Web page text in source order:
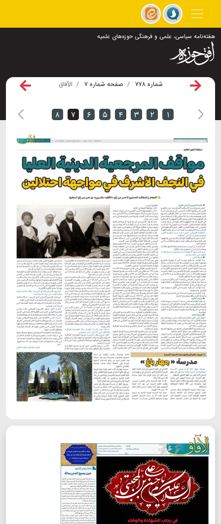
هفته‌نامه سیاسی، علمی و فرهنگی حوزه‌های علمیه
شماره ۷۷۸ صفحه شماره ۷ الآفاق
۱ ۲ ۳ ۴ ۵ ۶ ۷ ۸